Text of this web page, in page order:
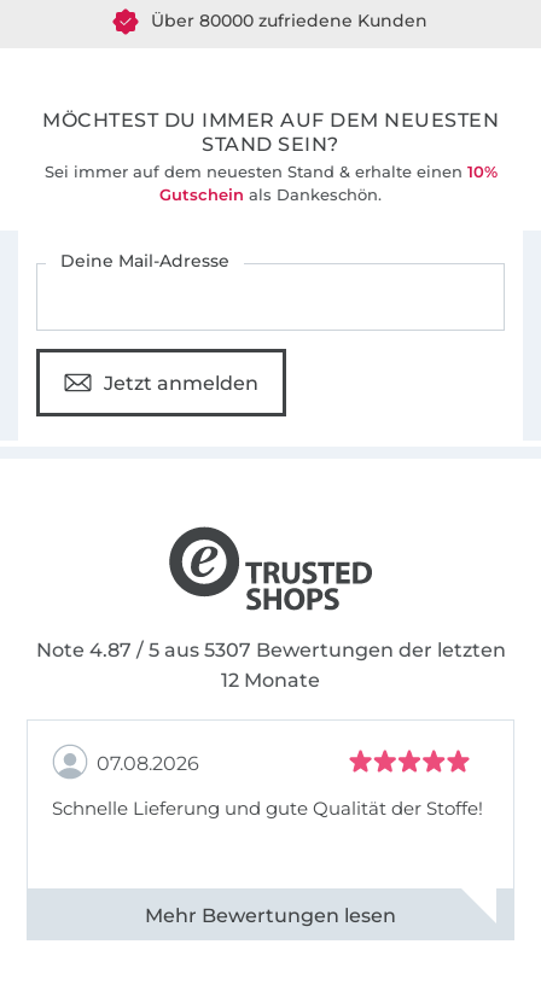
MÖCHTEST DU IMMER AUF DEM NEUESTEN
STAND SEIN?
Sei immer auf dem neuesten Stand & erhalte einen 10%
Gutschein als Dankeschön.
Deine Mail-Adresse
Jetzt anmelden
Note 4.87 / 5 aus 5307 Bewertungen der letzten
12 Monate
07.08.2026
Schnelle Lieferung und gute Qualität der Stoffe!
Alle 82968 Bewertungen ansehen